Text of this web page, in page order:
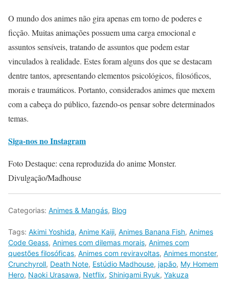
O mundo dos animes não gira apenas em torno de poderes e
ficção. Muitas animações possuem uma carga emocional e
assuntos sensíveis, tratando de assuntos que podem estar
vinculados à realidade. Estes foram alguns dos que se destacam
dentre tantos, apresentando elementos psicológicos, filosóficos,
morais e traumáticos. Portanto, considerados animes que mexem
com a cabeça do público, fazendo-os pensar sobre determinados
temas.
Siga-nos no Instagram
Foto Destaque: cena reproduzida do anime Monster.
Divulgação/Madhouse
Categorias: Animes & Mangás, Blog
Tags: Akimi Yoshida, Anime Kaiji, Animes Banana Fish, Animes
Code Geass, Animes com dilemas morais, Animes com
questões filosóficas, Animes com reviravoltas, Animes monster,
Crunchyroll, Death Note, Estúdio Madhouse, japão, My Homem
Hero, Naoki Urasawa, Netflix, Shinigami Ryuk, Yakuza